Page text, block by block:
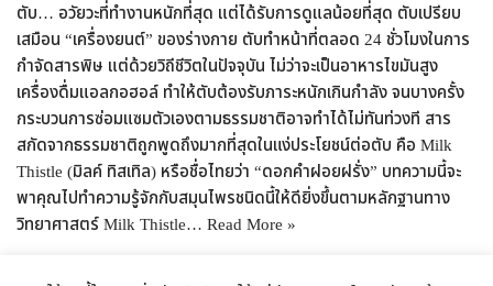
ตับ… อวัยวะที่ทำงานหนักที่สุด แต่ได้รับการดูแลน้อยที่สุด ตับเปรียบ
เสมือน “เครื่องยนต์” ของร่างกาย ตับทำหน้าที่ตลอด 24 ชั่วโมงในการ
กำจัดสารพิษ แต่ด้วยวิถีชีวิตในปัจจุบัน ไม่ว่าจะเป็นอาหารไขมันสูง
เครื่องดื่มแอลกอฮอล์ ทำให้ตับต้องรับภาระหนักเกินกำลัง จนบางครั้ง
กระบวนการซ่อมแซมตัวเองตามธรรมชาติอาจทำได้ไม่ทันท่วงที สาร
สกัดจากธรรมชาติถูกพูดถึงมากที่สุดในแง่ประโยชน์ต่อตับ คือ Milk
Thistle (มิลค์ ทิสเทิล) หรือชื่อไทยว่า “ดอกคำฝอยฝรั่ง” บทความนี้จะ
พาคุณไปทำความรู้จักกับสมุนไพรชนิดนี้ให้ดียิ่งขึ้นตามหลักฐานทาง
วิทยาศาสตร์ Milk Thistle… Read More »